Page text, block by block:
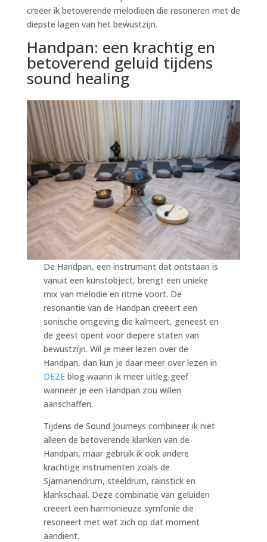
creëer ik betoverende melodieën die resoneren met de
diepste lagen van het bewustzijn.
Handpan: een krachtig en
betoverend geluid tijdens
sound healing
De Handpan, een instrument dat ontstaan is
vanuit een kunstobject, brengt een unieke
mix van melodie en ritme voort. De
resonantie van de Handpan creëert een
sonische omgeving die kalmeert, geneest en
de geest opent voor diepere staten van
bewustzijn. Wil je meer lezen over de
Handpan, dan kun je daar meer over lezen in
DEZE blog waarin ik meer uitleg geef
wanneer je een Handpan zou willen
aanschaffen.
Tijdens de Sound Journeys combineer ik niet
alleen de betoverende klanken van de
Handpan, maar gebruik ik ook andere
krachtige instrumenten zoals de
Sjamanendrum, steeldrum, rainstick en
klankschaal. Deze combinatie van geluiden
creëert een harmonieuze symfonie die
resoneert met wat zich op dat moment
aandient.